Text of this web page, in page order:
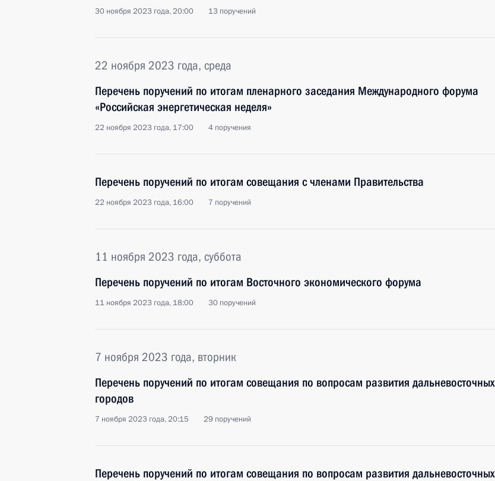
30 ноября 2023 года, 20:00 13 поручений
22 ноября 2023 года, среда
Перечень поручений по итогам пленарного заседания Международного форума
«Российская энергетическая неделя»
22 ноября 2023 года, 17:00 4 поручения
Перечень поручений по итогам совещания с членами Правительства
22 ноября 2023 года, 16:00 7 поручений
11 ноября 2023 года, суббота
Перечень поручений по итогам Восточного экономического форума
11 ноября 2023 года, 18:00 30 поручений
7 ноября 2023 года, вторник
Перечень поручений по итогам совещания по вопросам развития дальневосточных
городов
7 ноября 2023 года, 20:15 29 поручений
Перечень поручений по итогам совещания по вопросам развития дальневосточных